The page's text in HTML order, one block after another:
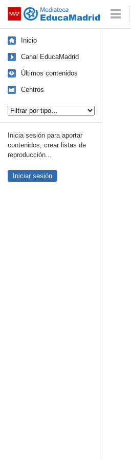
Saltar navegación
Inicio
Canal EducaMadrid
Últimos contenidos
Centros
Inicia sesión para aportar
contenidos, crear listas de
reproducción...
Iniciar sesión